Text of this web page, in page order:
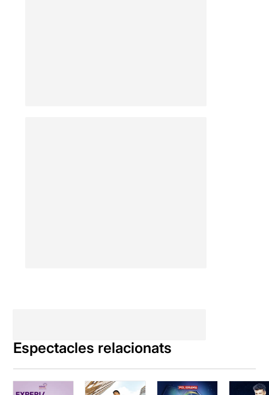
Espectacles relacionats